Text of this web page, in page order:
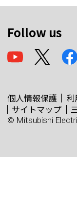
Follow us
個人情報保護
サイトマップ
© Mitsubishi